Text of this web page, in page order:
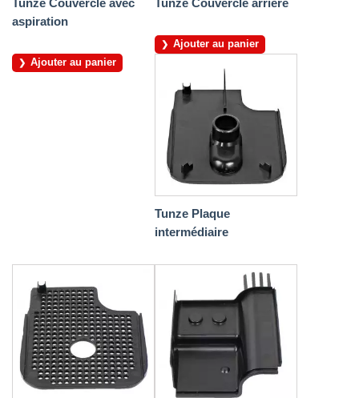
Tunze Couvercle avec
aspiration
Ajouter au panier
Tunze Couvercle arrière
Ajouter au panier
Tunze Plaque
intermédiaire